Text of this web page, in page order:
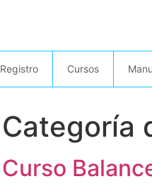
Registro Cursos
Categoría
Curso